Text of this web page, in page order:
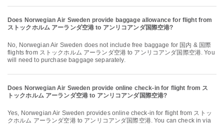
Does Norwegian Air Sweden provide baggage allowance for flight from
ストックホルム アーランダ空港 to アンリコアンダ国際空港?
No, Norwegian Air Sweden does not include free baggage for 国内 & 国際
flights from ストックホルム アーランダ空港 to アンリコアンダ国際空港. You
will need to purchase baggage separately.
Does Norwegian Air Sweden provide online check-in for flight from ス
トックホルム アーランダ空港 to アンリコアンダ国際空港?
Yes, Norwegian Air Sweden provides online check-in for flight from ストッ
クホルム アーランダ空港 to アンリコアンダ国際空港. You can check in via